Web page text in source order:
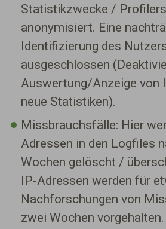
Statistikzwecke /
anonymisiert. Eine
Identifizierung des
ausgeschlossen
Auswertung/Anzeige von
neue Statistiken).
Missbrauchsfälle: Hier
Adressen in den Logfiles
Wochen gelöscht /
IP-Adressen werden für
Nachforschungen von
zwei Wochen vorgehalten.